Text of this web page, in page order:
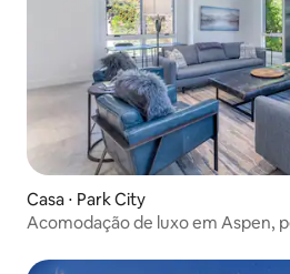
Casa ⋅ Park City
Acomodação de luxo em Aspen,